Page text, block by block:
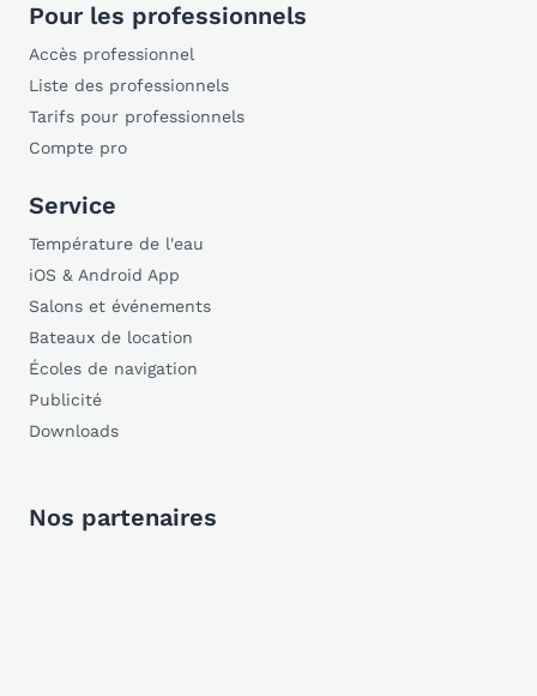
Pour les professionnels
Accès professionnel
Liste des professionnels
Tarifs pour professionnels
Compte pro
Service
Température de l'eau
iOS & Android App
Salons et événements
Bateaux de location
Écoles de navigation
Publicité
Downloads
Nos partenaires